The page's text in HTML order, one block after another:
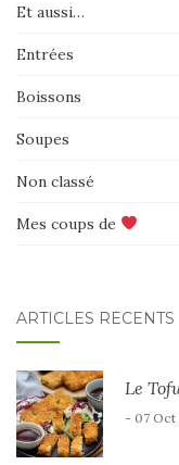
Et aussi…
Entrées
Boissons
Soupes
Non classé
Mes coups de
ARTICLES RÉCENTS
Le
- 07 Oct